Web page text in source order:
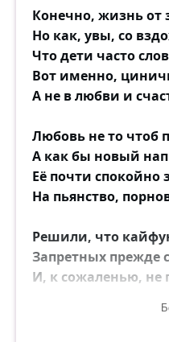
Конечно, жизнь от
Но как, увы, со
Что дети часто
Вот именно,
А не в любви и
Любовь не то чтоб
А как бы новый
Её почти спокойно
На пьянство,
Решили, что
Запретных прежде
И, к сожаленью, не
Редчайшее